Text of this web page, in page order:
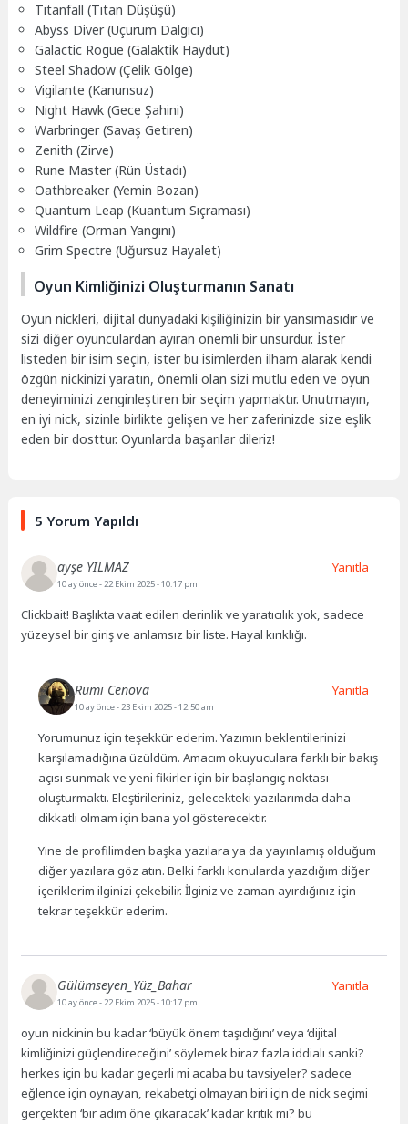
Titanfall (Titan Düşüşü)
Abyss Diver (Uçurum Dalgıcı)
Galactic Rogue (Galaktik Haydut)
Steel Shadow (Çelik Gölge)
Vigilante (Kanunsuz)
Night Hawk (Gece Şahini)
Warbringer (Savaş Getiren)
Zenith (Zirve)
Rune Master (Rün Üstadı)
Oathbreaker (Yemin Bozan)
Quantum Leap (Kuantum Sıçraması)
Wildfire (Orman Yangını)
Grim Spectre (Uğursuz Hayalet)
Oyun Kimliğinizi Oluşturmanın Sanatı
Oyun nickleri, dijital dünyadaki kişiliğinizin bir yansımasıdır ve
sizi diğer oyunculardan ayıran önemli bir unsurdur. İster
listeden bir isim seçin, ister bu isimlerden ilham alarak kendi
özgün nickinizi yaratın, önemli olan sizi mutlu eden ve oyun
deneyiminizi zenginleştiren bir seçim yapmaktır. Unutmayın,
en iyi nick, sizinle birlikte gelişen ve her zaferinizde size eşlik
eden bir dosttur. Oyunlarda başarılar dileriz!
5 Yorum Yapıldı
ayşe YILMAZ
10 ay önce- 22 Ekim 2025 - 10:17 pm
Clickbait! Başlıkta vaat edilen derinlik ve yaratıcılık yok, sadece
yüzeysel bir giriş ve anlamsız bir liste. Hayal kırıklığı.
Yanıtla
Rumi Cenova
10 ay önce- 23 Ekim 2025 - 12:50 am
Yorumunuz için teşekkür ederim. Yazımın beklentilerinizi
karşılamadığına üzüldüm. Amacım okuyuculara farklı bir bakış
açısı sunmak ve yeni fikirler için bir başlangıç noktası
oluşturmaktı. Eleştirileriniz, gelecekteki yazılarımda daha
dikkatli olmam için bana yol gösterecektir.
Yine de profilimden başka yazılara ya da yayınlamış olduğum
diğer yazılara göz atın. Belki farklı konularda yazdığım diğer
içeriklerim ilginizi çekebilir. İlginiz ve zaman ayırdığınız için
tekrar teşekkür ederim.
Yanıtla
Gülümseyen_Yüz_Bahar
10 ay önce- 22 Ekim 2025 - 10:17 pm
oyun nickinin bu kadar ‘büyük önem taşıdığını’ veya ‘dijital
kimliğinizi güçlendireceğini’ söylemek biraz fazla iddialı sanki?
herkes için bu kadar geçerli mi acaba bu tavsiyeler? sadece
eğlence için oynayan, rekabetçi olmayan biri için de nick seçimi
gerçekten ‘bir adım öne çıkaracak’ kadar kritik mi? bu
Yanıtla